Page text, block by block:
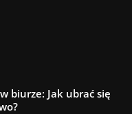
biurze: Jak ubrać się